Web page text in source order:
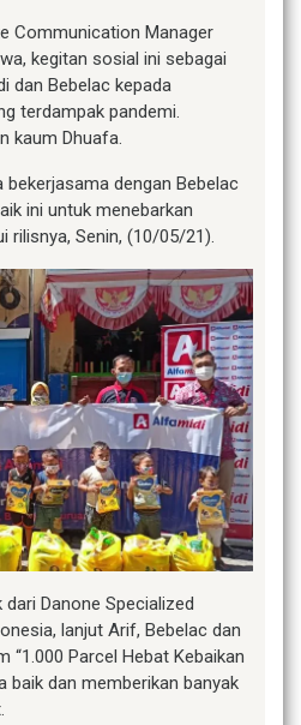
Communication Manager
kegitan sosial ini sebagai
dan Bebelac kepada
terdampak pandemi.
kaum Dhuafa.
bekerjasama dengan Bebelac
ini untuk menebarkan
rilisnya, Senin, (10/05/21).
Danone Specialized
lanjut Arif, Bebelac dan
“1.000 Parcel Hebat Kebaikan
baik dan memberikan banyak